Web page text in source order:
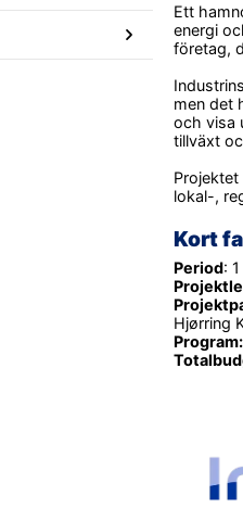
Undersidor
Avslutade
Ett
energi
företag,
men det
och visa
tillväxt
lokal-,
Kort
Period:
Hjørring
Program: